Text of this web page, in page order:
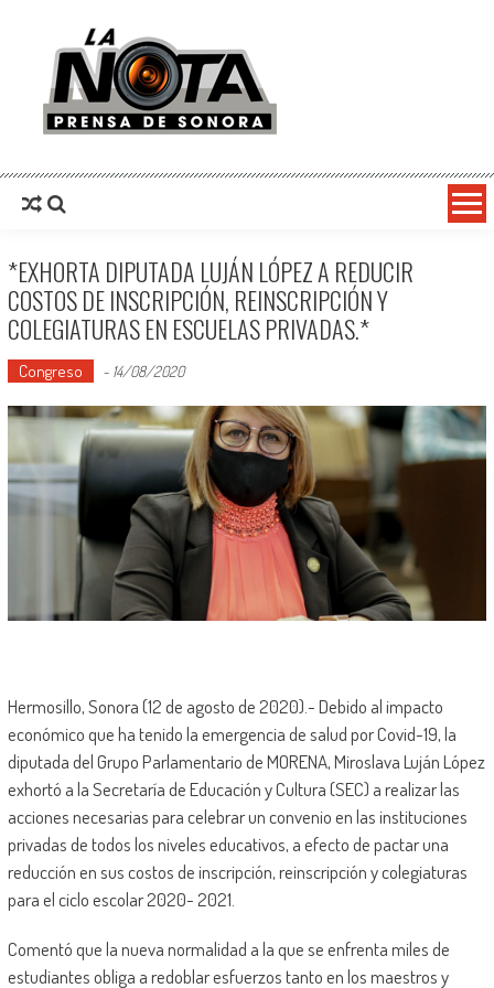
La Nota Prensa De Sonora
*EXHORTA DIPUTADA LUJÁN LÓPEZ A REDUCIR
COSTOS DE INSCRIPCIÓN, REINSCRIPCIÓN Y
COLEGIATURAS EN ESCUELAS PRIVADAS.*
Congreso - 14/08/2020
Hermosillo, Sonora (12 de agosto de 2020).- Debido al impacto
económico que ha tenido la emergencia de salud por Covid-19, la
diputada del Grupo Parlamentario de MORENA, Miroslava Luján López
exhortó a la Secretaría de Educación y Cultura (SEC) a realizar las
acciones necesarias para celebrar un convenio en las instituciones
privadas de todos los niveles educativos, a efecto de pactar una
reducción en sus costos de inscripción, reinscripción y colegiaturas
para el ciclo escolar 2020- 2021.
Comentó que la nueva normalidad a la que se enfrenta miles de
estudiantes obliga a redoblar esfuerzos tanto en los maestros y